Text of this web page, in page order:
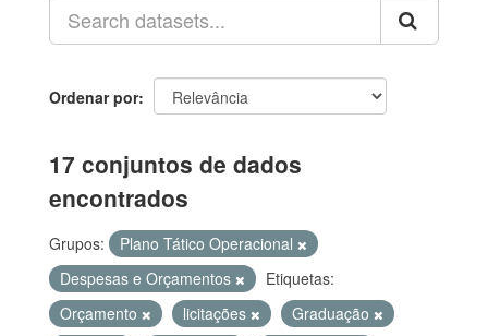
Ordenar por
17 conjuntos de dados
encontrados
Grupos:
Plano Tático Operacional
Despesas e Orçamentos
Etiquetas:
Orçamento
licitações
Graduação